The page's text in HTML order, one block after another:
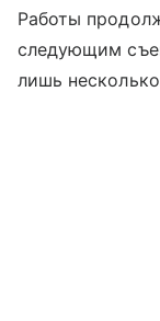
Работы
следующим
лишь